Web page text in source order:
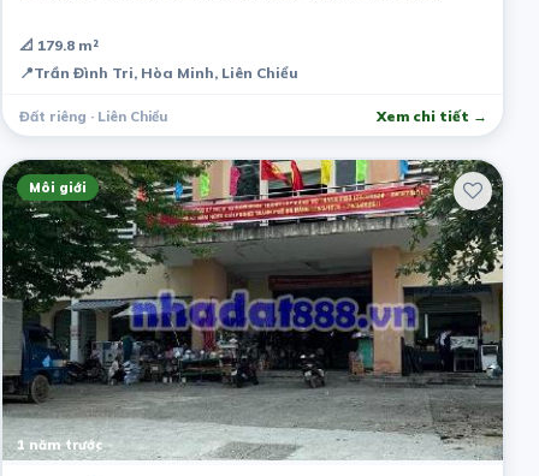
📐 179.8 m²
📍Trần Đình Tri, Hòa Minh, Liên Chiểu
Đất riêng · Liên Chiểu Xem chi tiết →
Môi giới
1 năm trước